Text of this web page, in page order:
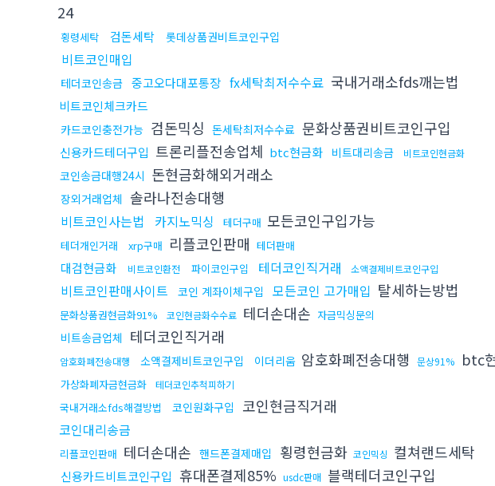
24
횡령세탁 검돈세탁 롯데상품권비트코인구입
비트코인매입
테더코인송금 중고오다대포통장 fx세탁최저수수료 국내거래소fds깨는법
비트코인체크카드
카드코인충전가능 검돈믹싱 돈세탁최저수수료 문화상품권비트코인구입
신용카드테더구입 트론리플전송업체 btc현금화 비트대리송금 비트코인현금화
코인송금대행24시 돈현금화해외거래소
장외거래업체 솔라나전송대행
비트코인사는법 카지노믹싱 테더구매 모든코인구입가능
테더개인거래 xrp구매 리플코인판매 테더판매
대검현금화 비트코인환전 파이코인구입 테더코인직거래 소액결제비트코인구입
비트코인판매사이트 코인 계좌이체구입 모든코인 고가매입 탈세하는방법
문화상품권현금화91% 코인현금화수수료 테더손대손 자금믹싱문의
비트송금업체 테더코인직거래
암호화폐전송대행 소액결제비트코인구입 이더리움 암호화폐전송대행 문상91% btc
가상화폐자금현금화 테더코인추척피하기
국내거래소fds해결방법 코인원화구입 코인현금직거래
코인대리송금
리플코인판매 테더손대손 핸드폰결제매입 횡령현금화 코인믹싱 컬쳐랜드세탁
신용카드비트코인구입 휴대폰결제85% usdc판매 블랙테더코인구입